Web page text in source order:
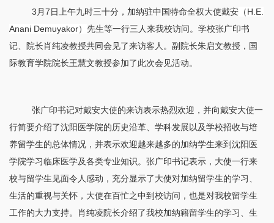
3 月7日 上午九时三十分，加纳驻中国特命全权大使戴安 （H.E.
Anani Demuyakor） 先生等一行三人来我校访问。学校张广印书
记、院长肖纯凌教授共同会见了来访客人。副院长朱启文教授，国
际教育学院院长王慧文教授参加了此次会见活动。
张广印书记对戴安大使的来访表示热烈欢迎，并向戴安大使一
行简要介绍了沈阳医学院的历史沿革、学科发展以及学校招收与培
养留学生的总体情况，并表示欢迎越来越多的加纳学生来到沈阳医
学院学习临床医学及各类专业知识。张广印书记表示，大使一行来
校与留学生见面令人感动，充分显示了大使对加纳留学生的学习、
生活的重视与关怀，大使在百忙之中到校访问，也是对我校留学生
工作的大力支持。 肖纯凌院长介绍了我校加纳籍留学生的学习、生